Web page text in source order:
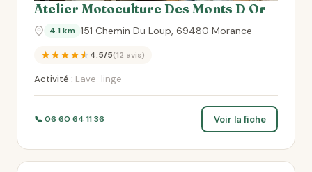
Atelier Motoculture Des Monts D Or
4.1 km 151 Chemin Du Loup, 69480 Morance
★★★★★4.5/5(12 avis)
Activité : Lave-linge
📞 06 60 64 11 36 Voir la fiche